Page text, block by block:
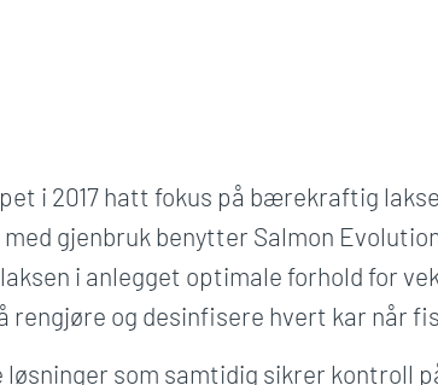
i 2017 hatt fokus på bærekraftig
gjenbruk benytter Salmon
i anlegget optimale forhold for
rengjøre og desinfisere hvert kar når
som samtidig sikrer kontroll